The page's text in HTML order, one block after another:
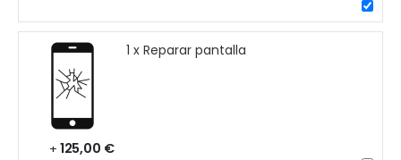
1 x Reparar pantalla
+ 125,00 €